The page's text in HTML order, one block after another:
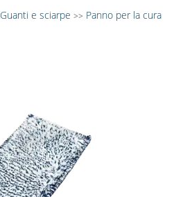
Guanti e sciarpe >> Panno per la cura